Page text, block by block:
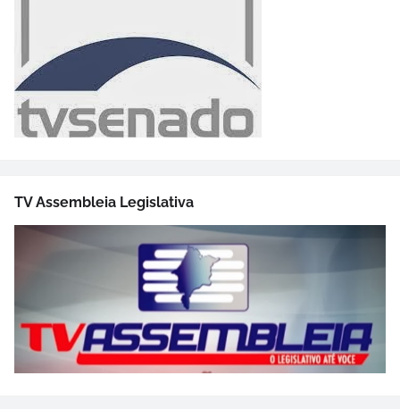
TV Assembleia Legislativa